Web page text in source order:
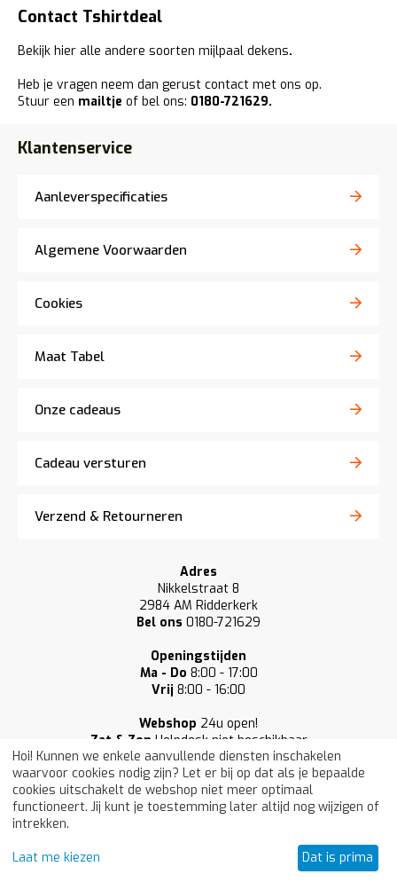
Contact Tshirtdeal
Bekijk hier alle andere soorten mijlpaal dekens.
Heb je vragen neem dan gerust contact met ons op.
Stuur een mailtje of bel ons: 0180-721629.
Klantenservice
Aanleverspecificaties
Algemene Voorwaarden
Cookies
Maat Tabel
Onze cadeaus
Cadeau versturen
Verzend & Retourneren
Adres
Nikkelstraat 8
2984 AM Ridderkerk
Bel ons 0180-721629
Openingstijden
Ma - Do 8:00 - 17:00
Vrij 8:00 - 16:00
Webshop 24u open!
Zat & Zon Helpdesk niet beschikbaar
Hoi! Kunnen we enkele aanvullende diensten inschakelen
waarvoor cookies nodig zijn? Let er bij op dat als je bepaalde
cookies uitschakelt de webshop niet meer optimaal
functioneert. Jij kunt je toestemming later altijd nog wijzigen of
intrekken.
Laat me kiezen Dat is prima